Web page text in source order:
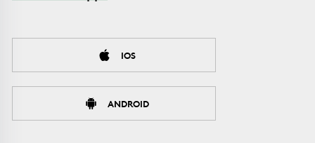
IOS
ANDROID